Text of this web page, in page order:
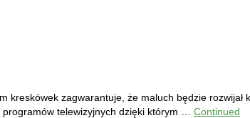
zagwarantuje, że maluch będzie
telewizyjnych dzięki którym … Continued